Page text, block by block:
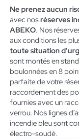
Ne prenez aucun
avec nosréserves
ABEKO. Nos
aux conditions les
toute situation
sont montés en
boulonnées en 8
parfaite de votre
raccordement des
fournies avec un
verrou. Nos lignes
incendie bleu sont
électro-soudé.